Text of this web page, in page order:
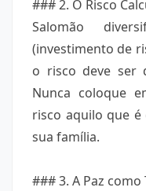
### 2. O Risco
Salomão
(investimento de
o risco deve ser
Nunca coloque
risco aquilo que é
sua família.
### 3. A Paz